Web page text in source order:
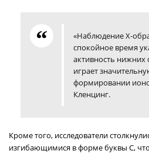
«Наблюдение Х-
спокойное время
активность нижних
играет
формировании
Кленцинг.
Кроме того, исследователи
изгибающимися в форме буквы C,